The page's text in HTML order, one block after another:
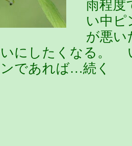
雨程
い中
が悪い
にしたくなる。
であれば…続く